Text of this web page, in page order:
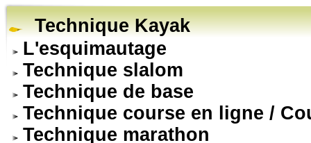
Technique Kayak
L'esquimautage
Technique slalom
Technique de base
Technique course en ligne /
Technique marathon